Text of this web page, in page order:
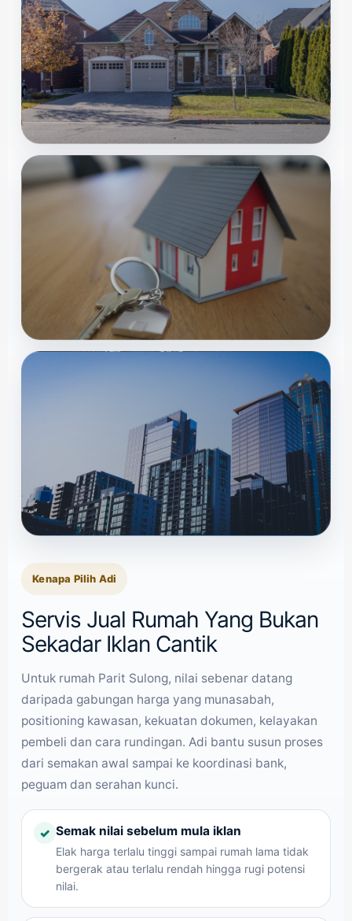
Kenapa Pilih Adi
Servis Jual Rumah Yang Bukan
Sekadar Iklan Cantik
Untuk rumah Parit Sulong, nilai sebenar datang
daripada gabungan harga yang munasabah,
positioning kawasan, kekuatan dokumen, kelayakan
pembeli dan cara rundingan. Adi bantu susun proses
dari semakan awal sampai ke koordinasi bank,
peguam dan serahan kunci.
✓ Semak nilai sebelum mula iklan
Elak harga terlalu tinggi sampai rumah lama tidak
bergerak atau terlalu rendah hingga rugi potensi
nilai.